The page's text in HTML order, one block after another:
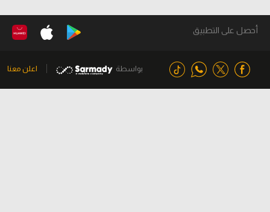
أحصل على التطبيق
بواسطة اعلن معنا